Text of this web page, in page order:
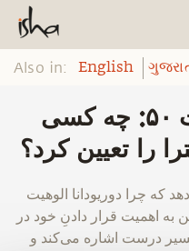
Also in: English
‫ماهابهارات قسمت ۵۰: چه کسی
را تعیین کرد؟
که چرا دوریودانا الوهیت
به اهمیت قرار دادنِ خود در
درست اشاره می‌کند و